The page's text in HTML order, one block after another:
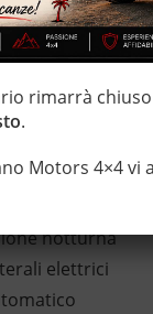
sedili
notturna
elettrici
rimarrà
.
Motors 4×4 vi